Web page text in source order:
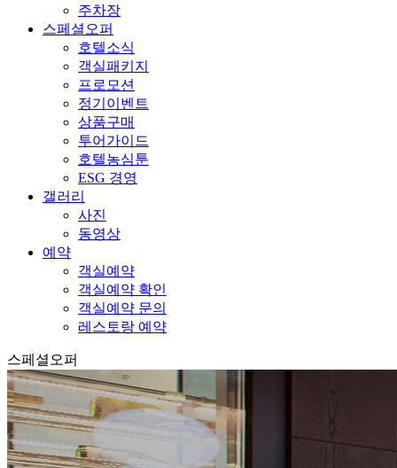
주차장
스페셜오퍼
호텔소식
객실패키지
프로모션
정기이벤트
상품구매
투어가이드
호텔농심툰
ESG 경영
갤러리
사진
동영상
예약
객실예약
객실예약 확인
객실예약 문의
레스토랑 예약
스페셜오퍼